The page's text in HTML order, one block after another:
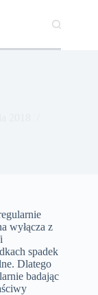
wyłącza z
spadek
Dlatego
badając